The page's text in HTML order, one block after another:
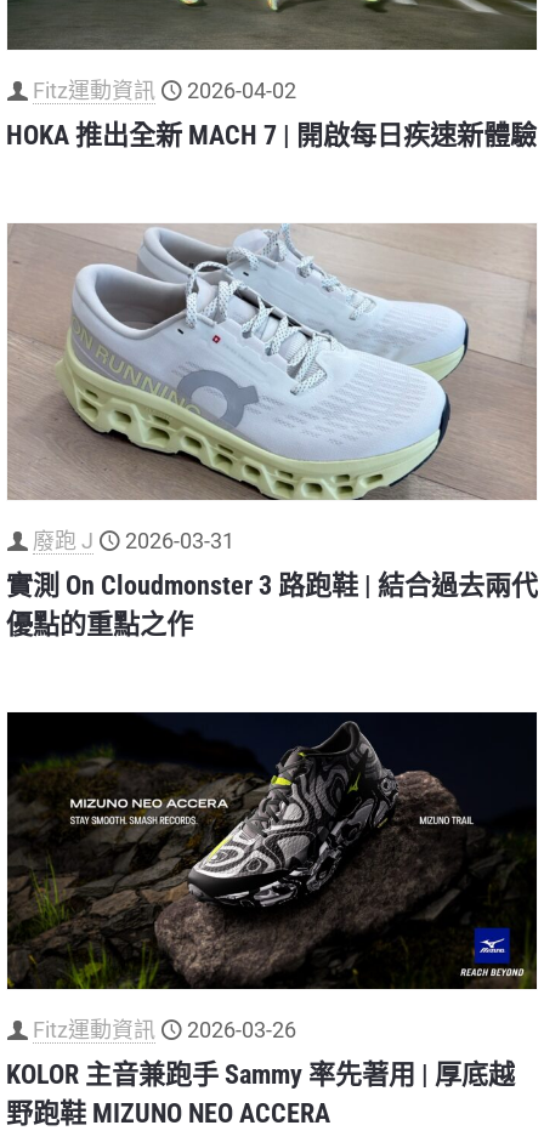
Fitz運動資訊 2026-04-02
HOKA 推出全新 MACH 7 | 開啟每日疾速新體驗
廢跑 J 2026-03-31
實測 On Cloudmonster 3 路跑鞋 | 結合過去兩代
優點的重點之作
Fitz運動資訊 2026-03-26
KOLOR 主音兼跑手 Sammy 率先著用 | 厚底越
野跑鞋 MIZUNO NEO ACCERA